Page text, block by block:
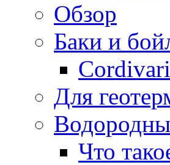
Обзор
Баки и
Cordivari
Для
Что